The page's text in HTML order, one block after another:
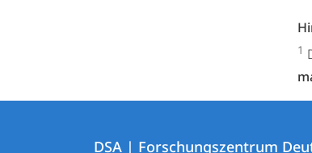
1
Kontaktinformationen
DSA | Forschungszentrum